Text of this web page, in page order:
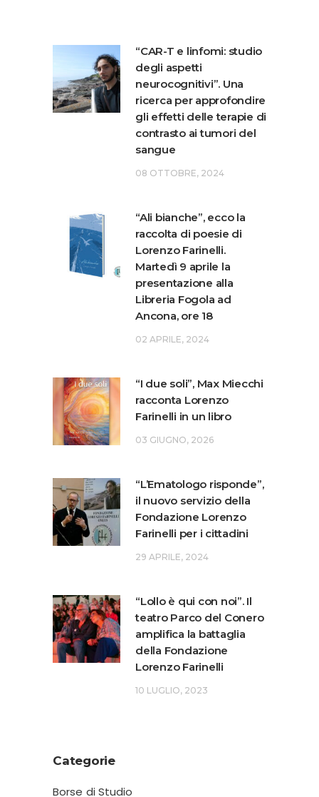
“CAR-T e linfomi: studio
degli aspetti
neurocognitivi”. Una
ricerca per approfondire
gli effetti delle terapie di
contrasto ai tumori del
sangue
08 OTTOBRE, 2024
“Ali bianche”, ecco la
raccolta di poesie di
Lorenzo Farinelli.
Martedì 9 aprile la
presentazione alla
Libreria Fogola ad
Ancona, ore 18
02 APRILE, 2024
“I due soli”, Max Miecchi
racconta Lorenzo
Farinelli in un libro
03 GIUGNO, 2026
“L’Ematologo risponde”,
il nuovo servizio della
Fondazione Lorenzo
Farinelli per i cittadini
29 APRILE, 2024
“Lollo è qui con noi”. Il
teatro Parco del Conero
amplifica la battaglia
della Fondazione
Lorenzo Farinelli
10 LUGLIO, 2023
Categorie
Borse di Studio